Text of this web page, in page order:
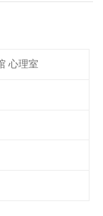
心理室